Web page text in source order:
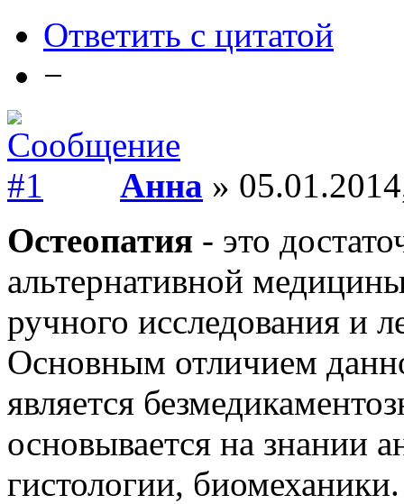
Ответить с цитатой
−
Анна »
Остеопатия - это
альтернативной
ручного исследования и
Основным отличием
является
основывается на знании
гистологии, биомеханики.